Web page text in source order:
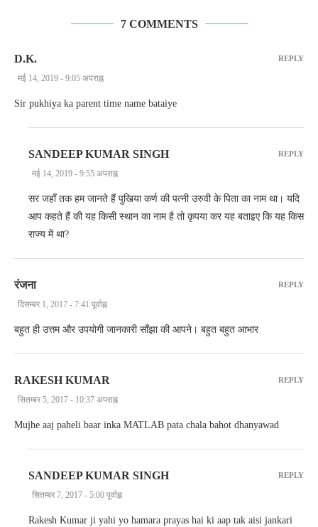
7 COMMENTS
D.K.
मई 14, 2019 - 9:05 अपराह्न
Sir pukhiya ka parent time name bataiye
REPLY
SANDEEP KUMAR SINGH
मई 14, 2019 - 9:55 अपराह्न
सर जहाँ तक हम जानते हैं पुखिया कर्ण की पत्नी उरुवी के पिता का नाम था। यदि
आप कहते हैं की यह किसी स्थान का नाम है तो कृपया कर यह बताइए कि यह किस
राज्य में था?
REPLY
रंजना
दिसम्बर 1, 2017 - 7:41 पूर्वाह्न
बहुत ही उत्तम और उपयोगी जानकारी साँझा की आपने। बहुत बहुत आभार
REPLY
RAKESH KUMAR
सितम्बर 5, 2017 - 10:37 अपराह्न
Mujhe aaj paheli baar inka MATLAB pata chala bahot dhanyawad
REPLY
SANDEEP KUMAR SINGH
सितम्बर 7, 2017 - 5:00 पूर्वाह्न
Rakesh Kumar ji yahi yo hamara prayas hai ki aap tak aisi jankari
REPLY